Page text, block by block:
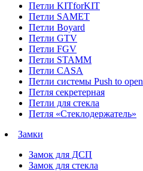
Петли KITforKIT
Петли SAMET
Петли Boyard
Петли GTV
Петли FGV
Петли STAMM
Петли CASA
Петли системы Push to open
Петля секретерная
Петли для стекла
Петля «Стеклодержатель»
Замки
Замок для ДСП
Замок для стекла